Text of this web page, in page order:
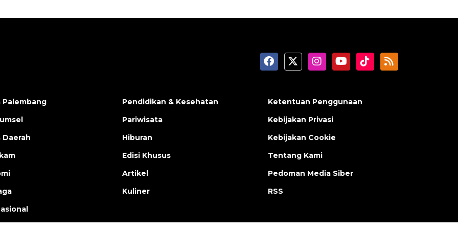
Pendidikan & Kesehatan
Pariwisata
Hiburan
Edisi Khusus
Artikel
Kuliner
Ketentuan Penggunaan
Kebijakan Privasi
Kebijakan Cookie
Tentang Kami
Pedoman Media Siber
RSS